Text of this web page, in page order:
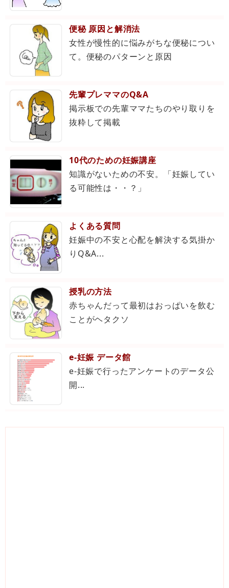
便秘 原因と解消法
女性が慢性的に悩みがちな便秘につい
て。便秘のパターンと原因
先輩プレママのQ&A
掲示板での先輩ママたちのやり取りを
抜粋して掲載
10代のための妊娠講座
知識がないための不安。「妊娠してい
る可能性は・・？」
よくある質問
妊娠中の不安と心配を解決する気掛か
りQ&A...
授乳の方法
赤ちゃんだって最初はおっぱいを飲む
ことがヘタクソ
e-妊娠 データ館
e-妊娠で行ったアンケートのデータ公
開...